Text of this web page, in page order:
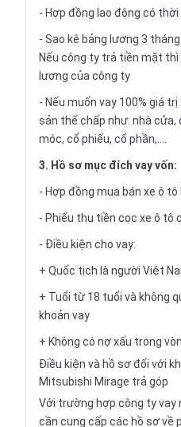
- Hợp đồng lao động có
- Sao kê bảng lương 3
Nếu công ty trả tiền mặt thì
lương của công ty
- Nếu muốn vay 100% giá
sản thế chấp như: nhà
móc, cổ phiếu, cổ phần,....
3. Hồ sơ mục đích vay vốn:
- Hợp đồng mua bán xe ô
- Phiếu thu tiền cọc xe ô tô
- Điều kiện cho vay:
+ Quốc tịch là người Việt
+ Tuổi từ 18 tuổi và không
khoản vay
+ Không có nợ xấu trong
Điều kiện và hồ sơ đối với
Mitsubishi Mirage trả góp
Với trường hợp công ty vay
cần cung cấp các hồ sơ về